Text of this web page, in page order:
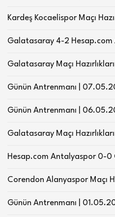
Kardeş Kocaelispor Maçı
Galatasaray 4-2
Galatasaray Maçı
Günün Antrenmanı |
Günün Antrenmanı |
Galatasaray Maçı
Hesap.com Antalyaspor 0-0
Corendon Alanyaspor Maçı
Günün Antrenmanı |